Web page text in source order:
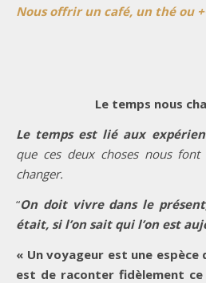
Nous offrir un café, un thé ou
Le temps nous
Le temps est lié aux
que ces deux choses nous
changer.
“On doit vivre dans le
était, si l’on sait qui l’on est
« Un voyageur est une espèce
est de raconter fidèlement ce